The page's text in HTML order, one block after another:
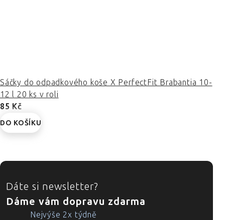
Sáčky do odpadkového koše X PerfectFit Brabantia 10-
12 l 20 ks v roli
85 Kč
DO KOŠÍKU
ZÁPATÍ
Dáte si newsletter?
Dáme vám dopravu zdarma
Nejvýše 2x týdně